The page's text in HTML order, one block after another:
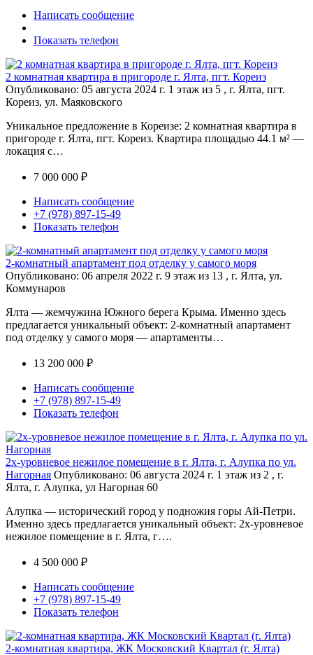
Написать сообщение
Показать телефон
2 комнатная квартира в пригороде г. Ялта, пгт. Кореиз
Опубликовано: 05 августа 2024 г. 1 этаж из 5 , г. Ялта, пгт.
Кореиз, ул. Маяковского
Уникальное предложение в Кореизе: 2 комнатная квартира в
пригороде г. Ялта, пгт. Кореиз. Квартира площадью 44.1 м² —
локация с…
7 000 000 ₽
Написать сообщение
+7 (978) 897-15-49
Показать телефон
2-комнатный апартамент под отделку у самого моря
Опубликовано: 06 апреля 2022 г. 9 этаж из 13 , г. Ялта, ул.
Коммунаров
Ялта — жемчужина Южного берега Крыма. Именно здесь
предлагается уникальный объект: 2-комнатный апартамент
под отделку у самого моря — апартаменты…
13 200 000 ₽
Написать сообщение
+7 (978) 897-15-49
Показать телефон
2х-уровневое нежилое помещение в г. Ялта, г. Алупка по ул.
Нагорная Опубликовано: 06 августа 2024 г. 1 этаж из 2 , г.
Ялта, г. Алупка, ул Нагорная 60
Алупка — исторический город у подножия горы Ай-Петри.
Именно здесь предлагается уникальный объект: 2х-уровневое
нежилое помещение в г. Ялта, г….
4 500 000 ₽
Написать сообщение
+7 (978) 897-15-49
Показать телефон
2-комнатная квартира, ЖК Московский Квартал (г. Ялта)